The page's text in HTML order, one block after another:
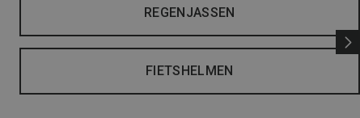
REGENJASSEN
FIETSHELMEN